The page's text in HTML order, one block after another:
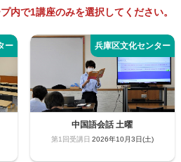
内で1講座のみを選択してください。
中国語会話 土曜
2026年10月3日(土)